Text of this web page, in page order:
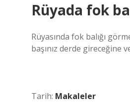
Rüyada fok
Rüyasında fok balığı
başınız derde gireceğine
Tarih: Makaleler